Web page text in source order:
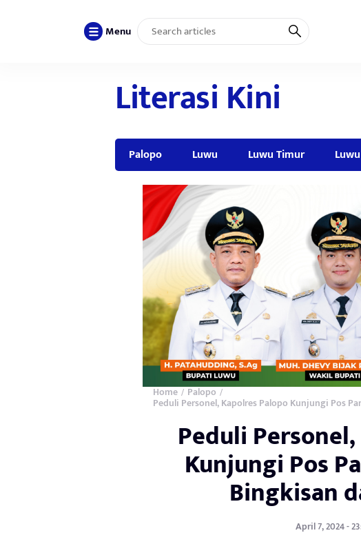
Menu
Literasi Kini
Palopo Luwu Luwu Timur
Home / Palopo /
Peduli Personel, Kapolres Palopo Kunjungi Pos
Peduli
Kunjungi Pos
Bingkisan
April 7, 2024 -